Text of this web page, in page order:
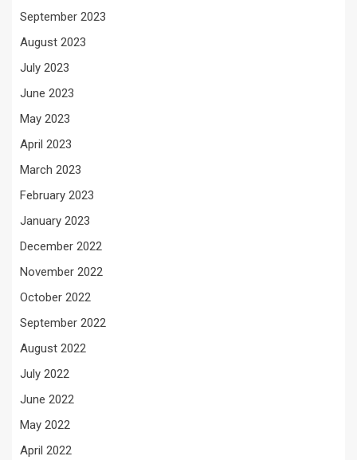
September 2023
August 2023
July 2023
June 2023
May 2023
April 2023
March 2023
February 2023
January 2023
December 2022
November 2022
October 2022
September 2022
August 2022
July 2022
June 2022
May 2022
April 2022